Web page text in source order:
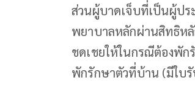
ส่วนผู้บาดเจ็บที่เป็นผู้ปร
พยาบาลหลักผ่านสิทธิห
ชดเชยให้ในกรณีต้องพั
พักรักษาตัวที่บ้าน (มีใบ